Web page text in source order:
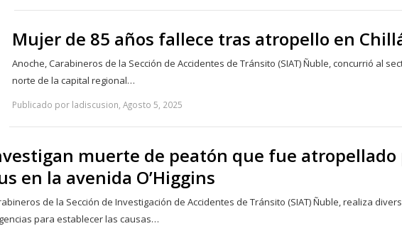
Mujer de 85 años fallece tras atropello en
Anoche, Carabineros de la Sección de Accidentes de Tránsito (SIAT) Ñuble, concurrió al
norte de la capital regional…
Publicado por ladiscusion, Agosto 5, 2025
muerte de peatón que fue atropellado
en la avenida O’Higgins
de la Sección de Investigación de Accidentes de Tránsito (SIAT) Ñuble, realiza
para establecer las causas…